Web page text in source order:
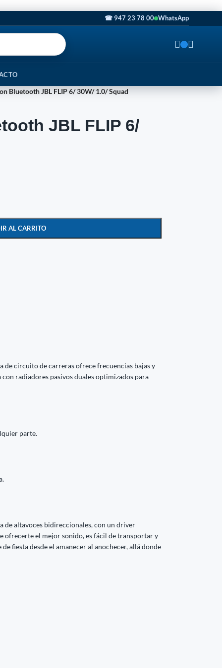
☎ 947 23 78 00 WhatsApp
Bluetooth JBL FLIP 6/ 30W/ 1.0/ Squad
JBL FLIP 6/
AL CARRITO
de circuito de carreras ofrece frecuencias bajas y
radiadores pasivos duales optimizados para
parte.
de altavoces bidireccionales, con un driver
ofrecerte el mejor sonido, es fácil de transportar y
fiesta desde el amanecer al anochecer, allá donde